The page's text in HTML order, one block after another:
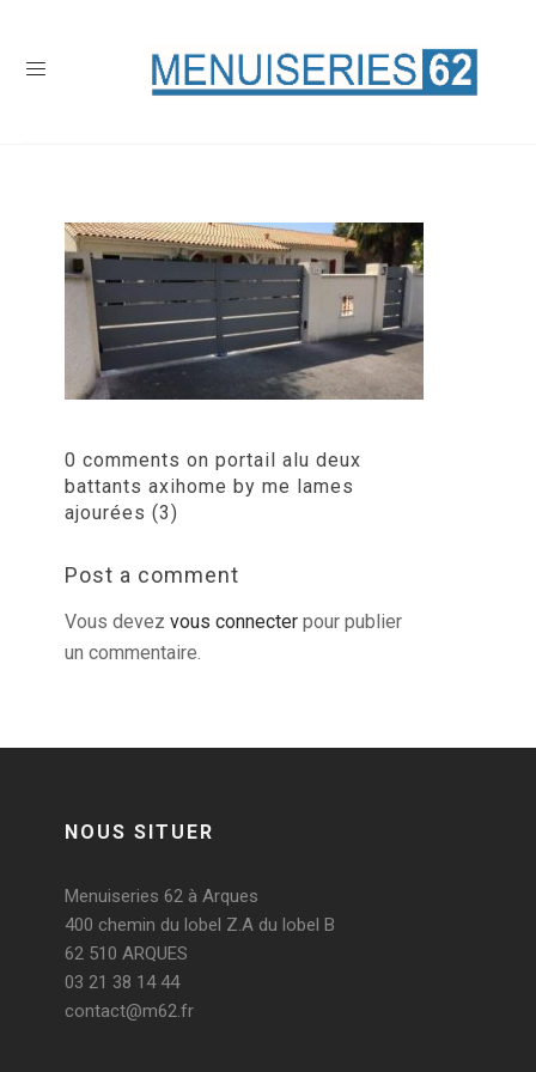
0 comments on portail alu deux
battants axihome by me lames
ajourées (3)
Post a comment
Vous devez vous connecter pour publier
un commentaire.
NOUS SITUER
Menuiseries 62 à Arques
400 chemin du lobel Z.A du lobel B
62 510 ARQUES
03 21 38 14 44
contact@m62.fr